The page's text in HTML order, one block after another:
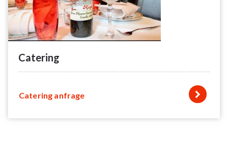
Catering
Catering anfrage